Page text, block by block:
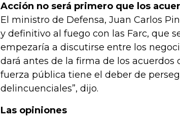
Acción no será primero que los
El ministro de Defensa, Juan Carlos
y definitivo al fuego con las Farc, que
empezaría a discutirse entre los
dará antes de la firma de los acuerdos
fuerza pública tiene el deber de
delincuenciales”, dijo.
Las opiniones